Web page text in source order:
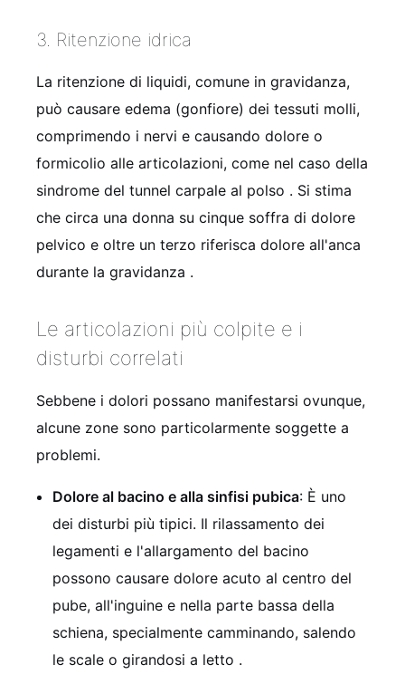
3. Ritenzione idrica
La ritenzione di liquidi, comune in gravidanza,
può causare edema (gonfiore) dei tessuti molli,
comprimendo i nervi e causando dolore o
formicolio alle articolazioni, come nel caso della
sindrome del tunnel carpale al polso . Si stima
che circa una donna su cinque soffra di dolore
pelvico e oltre un terzo riferisca dolore all'anca
durante la gravidanza .
Le articolazioni più colpite e i
disturbi correlati
Sebbene i dolori possano manifestarsi ovunque,
alcune zone sono particolarmente soggette a
problemi.
Dolore al bacino e alla sinfisi pubica: È uno
dei disturbi più tipici. Il rilassamento dei
legamenti e l'allargamento del bacino
possono causare dolore acuto al centro del
pube, all'inguine e nella parte bassa della
schiena, specialmente camminando, salendo
le scale o girandosi a letto .